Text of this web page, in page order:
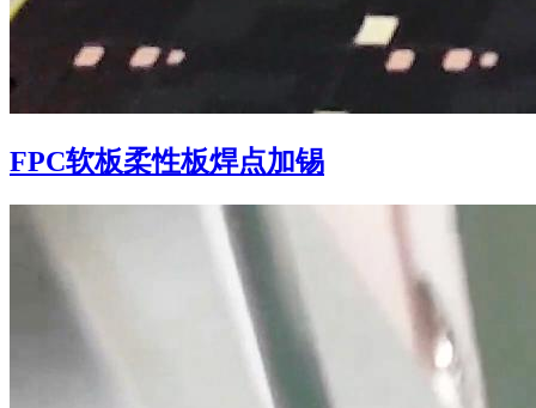
FPC软板柔性板焊点加锡